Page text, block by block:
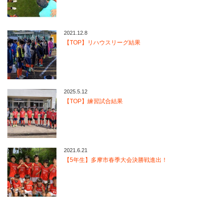
2021.12.8
【TOP】リハウスリーグ結果
2025.5.12
【TOP】練習試合結果
2021.6.21
【5年生】多摩市春季大会決勝戦進出！